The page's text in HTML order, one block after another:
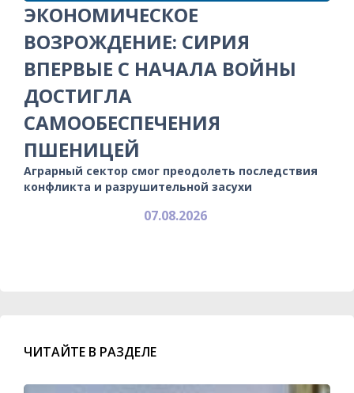
ЭКОНОМИЧЕСКОЕ
ВОЗРОЖДЕНИЕ: СИРИЯ
ВПЕРВЫЕ С НАЧАЛА ВОЙНЫ
ДОСТИГЛА
САМООБЕСПЕЧЕНИЯ
ПШЕНИЦЕЙ
Аграрный сектор смог преодолеть последствия
конфликта и разрушительной засухи
07.08.2026
ЧИТАЙТЕ В РАЗДЕЛЕ